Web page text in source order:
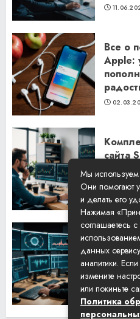
Все о
Apple:
сайта
как их
для
и
Мы
Они помогают
и делать его
Нажимая
соглашаетесь с
данных
аналитики.
измените
или покиньте
Политика